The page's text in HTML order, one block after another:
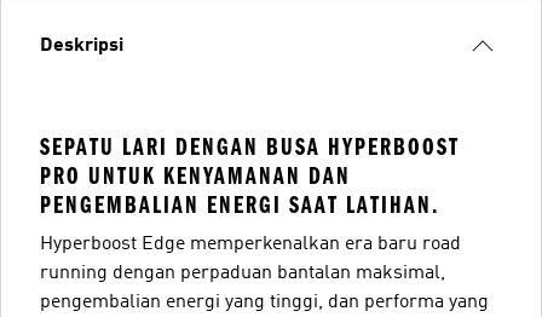
Deskripsi
SEPATU LARI DENGAN BUSA HYPERBOOST
PRO UNTUK KENYAMANAN DAN
PENGEMBALIAN ENERGI SAAT LATIHAN.
Hyperboost Edge memperkenalkan era baru road
running dengan perpaduan bantalan maksimal,
pengembalian energi yang tinggi, dan performa yang